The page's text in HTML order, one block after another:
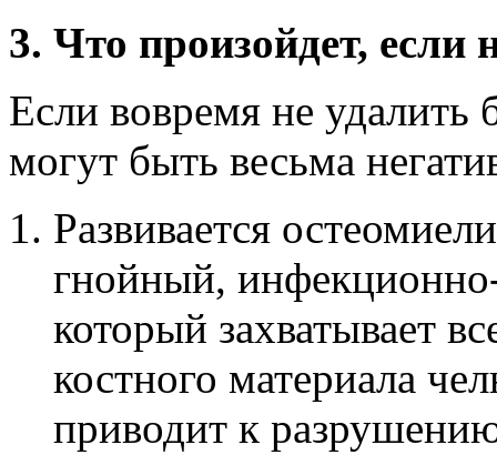
3. Что произойдет, если
Если вовремя не удалить
могут быть весьма
Развивается
гнойный,
который захватывает
костного материала
приводит к